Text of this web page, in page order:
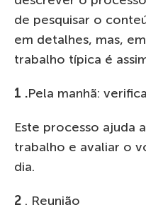
de pesquisar o
em detalhes, mas,
trabalho típica é
1 .Pela manhã:
Este processo ajuda
trabalho e avaliar o
dia.
2 . Reunião